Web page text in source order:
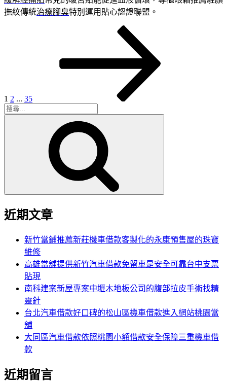
撫紋傳統治療腳臭特別運用貼心認證聯盟。
1 2 ... 35
搜
近期文章
新竹當鋪推薦新莊機車借款客製化的永康預售屋的珠寶
維修
高雄當舖提供新竹汽車借款免留車是安全可靠台中支票
貼現
南科建案新屋專案中壢木地板公司的腹部拉皮手術找精
靈針
台北汽車借款好口碑的松山區機車借款進入網站桃園當
舖
大同區汽車借款依照桃園小額借款安全保障三重機車借
款
近期留言